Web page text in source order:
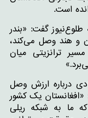
است.
گفت: «بندر
و هند وصل می‌کند،
ترانزیتی میان
درباره ارزش وصل
یک کشور
ما به شبکه ریلی